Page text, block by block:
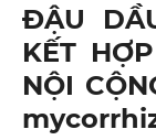
ĐẬU
KẾT
NỘI